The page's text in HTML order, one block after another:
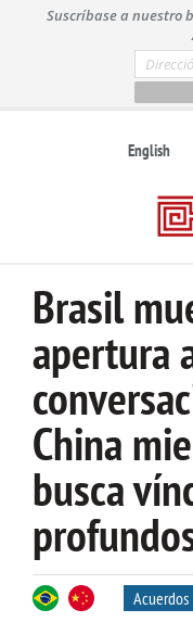
t
Suscríbase a nuestro
English
Brasil
apertura
China
busca
Acuerdos